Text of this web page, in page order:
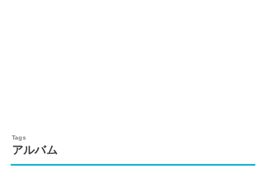
アルバム